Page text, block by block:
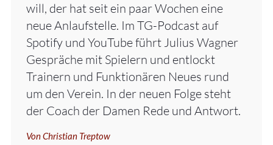
will, der hat seit ein paar Wochen eine
neue Anlaufstelle. Im TG-Podcast auf
Spotify und YouTube führt Julius Wagner
Gespräche mit Spielern und entlockt
Trainern und Funktionären Neues rund
um den Verein. In der neuen Folge steht
der Coach der Damen Rede und Antwort.
Von Christian Treptow